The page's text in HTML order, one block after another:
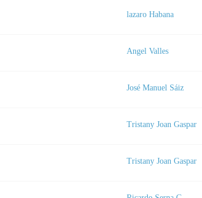
lazaro Habana
Angel Valles
José Manuel Sáiz
Tristany Joan Gaspar
Tristany Joan Gaspar